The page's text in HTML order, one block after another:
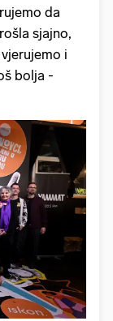
da
sjajno,
i
bolja -